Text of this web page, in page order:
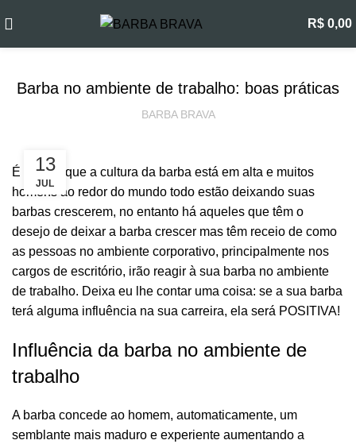
R$ 0,00
CUIDADOS COM A BARBA
Barba no ambiente de trabalho: boas práticas
BARBA BRAVA
13
JUL
É sabido que a cultura da barba está em alta e muitos
homens ao redor do mundo todo estão deixando suas
barbas crescerem, no entanto há aqueles que têm o
desejo de deixar a barba crescer mas têm receio de como
as pessoas no ambiente corporativo, principalmente nos
cargos de escritório, irão reagir à sua barba no ambiente
de trabalho. Deixa eu lhe contar uma coisa: se a sua barba
terá alguma influência na sua carreira, ela será POSITIVA!
Influência da barba no ambiente de
trabalho
A barba concede ao homem, automaticamente, um
semblante mais maduro e experiente aumentando a
FRETE GRÁTISa partir de R$199